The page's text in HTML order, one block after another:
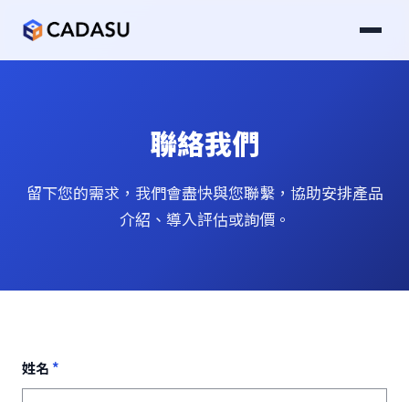
聯絡我們
留下您的需求，我們會盡快與您聯繫，協助安排產品
介紹、導入評估或詢價。
姓名*